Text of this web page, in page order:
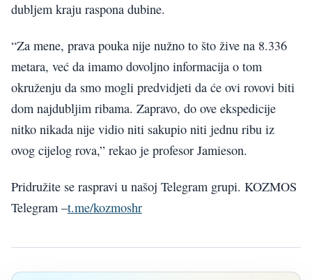
dubljem kraju raspona dubine.
“Za mene, prava pouka nije nužno to što žive na 8.336
metara, već da imamo dovoljno informacija o tom
okruženju da smo mogli predvidjeti da će ovi rovovi biti
dom najdubljim ribama. Zapravo, do ove ekspedicije
nitko nikada nije vidio niti sakupio niti jednu ribu iz
ovog cijelog rova,” rekao je profesor Jamieson.
Pridružite se raspravi u našoj Telegram grupi. KOZMOS
Telegram –t.me/kozmoshr